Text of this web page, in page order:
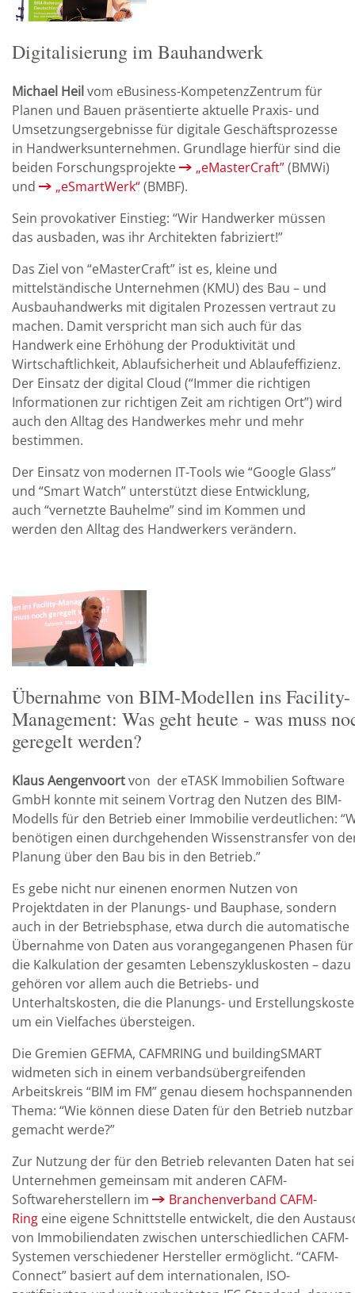
Digitalisierung im Bauhandwerk
Michael Heil vom eBusiness-KompetenzZentrum für
Planen und Bauen präsentierte aktuelle Praxis- und
Umsetzungsergebnisse für digitale Geschäftsprozesse
in Handwerksunternehmen. Grundlage hierfür sind die
beiden Forschungsprojekte
„eMasterCraft”(BMWi)
und
„eSmartWerk“(BMBF).
Sein provokativer Einstieg: “Wir Handwerker müssen
das ausbaden, was ihr Architekten fabriziert!”
Das Ziel von “eMasterCraft” ist es, kleine und
mittelständische Unternehmen (KMU) des Bau – und
Ausbauhandwerks mit digitalen Prozessen vertraut zu
machen. Damit verspricht man sich auch für das
Handwerk eine Erhöhung der Produktivität und
Wirtschaftlichkeit, Ablaufsicherheit und Ablaufeffizienz.
Der Einsatz der digital Cloud (“Immer die richtigen
Informationen zur richtigen Zeit am richtigen Ort”) wird
auch den Alltag des Handwerkes mehr und mehr
bestimmen.
Der Einsatz von modernen IT-Tools wie “Google Glass”
und “Smart Watch” unterstützt diese Entwicklung,
auch “vernetzte Bauhelme” sind im Kommen und
werden den Alltag des Handwerkers verändern.
Übernahme von BIM-Modellen ins Facility-
Management: Was geht heute - was muss
geregelt werden?
Klaus Aengenvoortvon der eTASK Immobilien Software
GmbH konnte mit seinem Vortrag den Nutzen des BIM-
Modells für den Betrieb einer Immobilie verdeutlichen:
benötigen einen durchgehenden Wissenstransfer von
Planung über den Bau bis in den Betrieb.”
Es gebe nicht nur einenen enormen Nutzen von
Projektdaten in der Planungs- und Bauphase, sondern
auch in der Betriebsphase, etwa durch die automatische
Übernahme von Daten aus vorangegangenen Phasen für
die Kalkulation der gesamten Lebenszykluskosten – dazu
gehören vor allem auch die Betriebs- und
Unterhaltskosten, die die Planungs- und
um ein Vielfaches übersteigen.
Die Gremien GEFMA, CAFMRING und buildingSMART
widmeten sich in einem verbandsübergreifenden
Arbeitskreis “BIM im FM” genau diesem hochspannenden
Thema: “Wie können diese Daten für den Betrieb nutzbar
gemacht werde?”
Zur Nutzung der für den Betrieb relevanten Daten hat
Unternehmen gemeinsam mit anderen CAFM-
Softwareherstellern im
Branchenverband CAFM-
Ring eine eigene Schnittstelle entwickelt, die den
von Immobiliendaten zwischen unterschiedlichen CAFM-
Systemen verschiedener Hersteller ermöglicht. “CAFM-
Connect” basiert auf dem internationalen, ISO-